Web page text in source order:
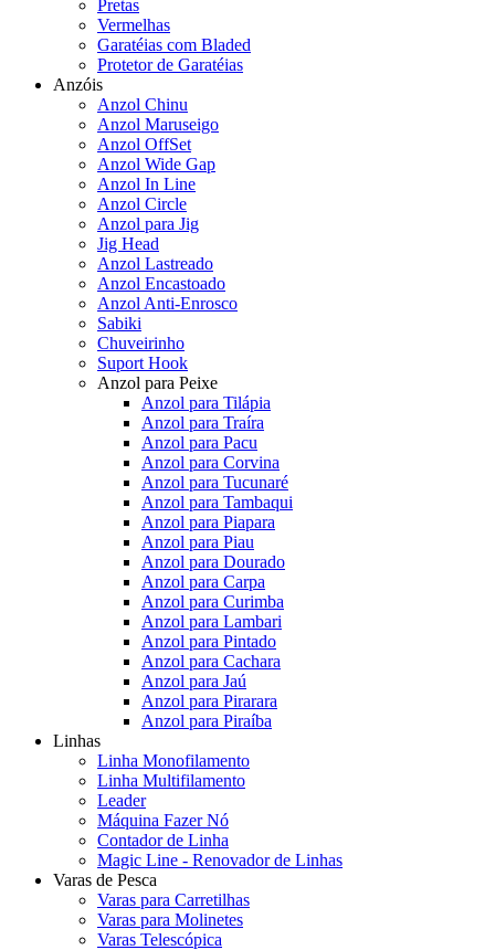
Pretas
Vermelhas
Garatéias com Bladed
Protetor de Garatéias
Anzóis
Anzol Chinu
Anzol Maruseigo
Anzol OffSet
Anzol Wide Gap
Anzol In Line
Anzol Circle
Anzol para Jig
Jig Head
Anzol Lastreado
Anzol Encastoado
Anzol Anti-Enrosco
Sabiki
Chuveirinho
Suport Hook
Anzol para Peixe
Anzol para Tilápia
Anzol para Traíra
Anzol para Pacu
Anzol para Corvina
Anzol para Tucunaré
Anzol para Tambaqui
Anzol para Piapara
Anzol para Piau
Anzol para Dourado
Anzol para Carpa
Anzol para Curimba
Anzol para Lambari
Anzol para Pintado
Anzol para Cachara
Anzol para Jaú
Anzol para Pirarara
Anzol para Piraíba
Linhas
Linha Monofilamento
Linha Multifilamento
Leader
Máquina Fazer Nó
Contador de Linha
Magic Line - Renovador de Linhas
Varas de Pesca
Varas para Carretilhas
Varas para Molinetes
Varas Telescópica